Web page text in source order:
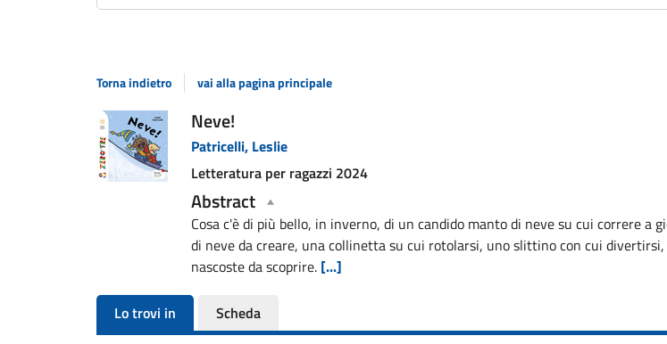
Torna indietro vai alla pagina principale
Dettaglio
del
documento
Neve!
Patricelli, Leslie
Letteratura per ragazzi 2024
Abstract
Cosa c'è di più bello, in inverno, di un candido manto di neve su cui correre a
di neve da creare, una collinetta su cui rotolarsi, uno slittino con cui
nascoste da scoprire. [...]
Lo trovi in Scheda